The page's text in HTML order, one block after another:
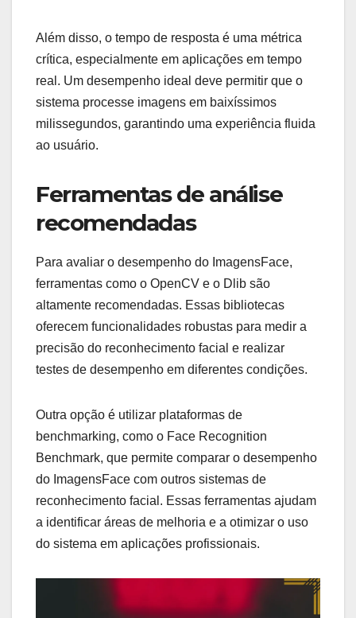
Além disso, o tempo de resposta é uma métrica
crítica, especialmente em aplicações em tempo
real. Um desempenho ideal deve permitir que o
sistema processe imagens em baixíssimos
milissegundos, garantindo uma experiência fluida
ao usuário.
Ferramentas de análise
recomendadas
Para avaliar o desempenho do ImagensFace,
ferramentas como o OpenCV e o Dlib são
altamente recomendadas. Essas bibliotecas
oferecem funcionalidades robustas para medir a
precisão do reconhecimento facial e realizar
testes de desempenho em diferentes condições.
Outra opção é utilizar plataformas de
benchmarking, como o Face Recognition
Benchmark, que permite comparar o desempenho
do ImagensFace com outros sistemas de
reconhecimento facial. Essas ferramentas ajudam
a identificar áreas de melhoria e a otimizar o uso
do sistema em aplicações profissionais.